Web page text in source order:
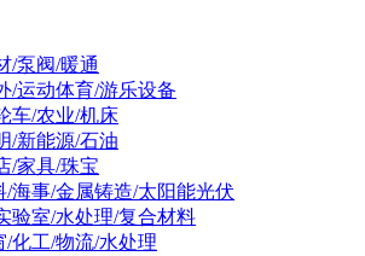
/泵阀/暖通
/运动体育/游乐设备
车/农业/机床
/新能源/石油
/家具/珠宝
/海事/金属铸造/太阳能光伏
验室/水处理/复合材料
/化工/物流/水处理